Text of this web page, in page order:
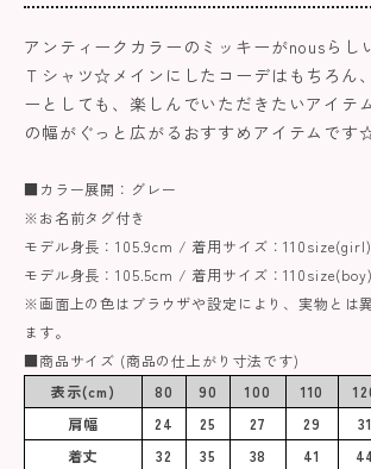
アンティークカラーのミッキーがnousらし
Ｔシャツ☆メインにしたコーデはもちろん
ーとしても、楽しんでいただきたいアイテ
の幅がぐっと広がるおすすめアイテムです
■カラー展開：グレー
※お名前タグ付き
モデル身長：105.9cm / 着用サイズ：110size(girl)
モデル身長：105.5cm / 着用サイズ：110size(boy)
※画面上の色はブラウザや設定により、実物とは
ます。
■商品サイズ (商品の仕上がり寸法です)
表示(cm)
80 90 100 110
肩幅
24 25 27 29 31
着丈
32 35 38 41